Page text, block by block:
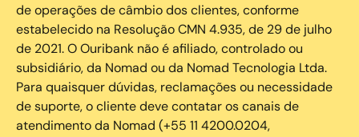
de operações de câmbio dos clientes, conforme
estabelecido na Resolução CMN 4.935, de 29 de julho
de 2021. O Ouribank não é afiliado, controlado ou
subsidiário, da Nomad ou da Nomad Tecnologia Ltda.
Para quaisquer dúvidas, reclamações ou necessidade
de suporte, o cliente deve contatar os canais de
atendimento da Nomad (+55 11 4200.0204,